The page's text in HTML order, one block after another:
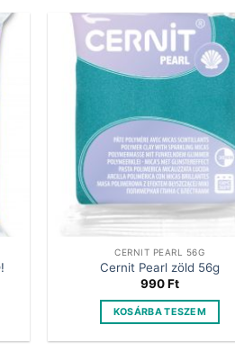
CERNIT PEARL 56G
Cernit Pearl zöld 56g
990Ft
KOSÁRBA TESZEM